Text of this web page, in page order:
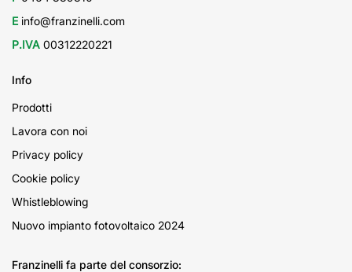
E info@franzinelli.com
P.IVA 00312220221
Info
Prodotti
Lavora con noi
Privacy policy
Cookie policy
Whistleblowing
Nuovo impianto fotovoltaico 2024
Franzinelli fa parte del consorzio: